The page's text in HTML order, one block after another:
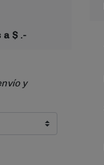
a $ .-
y